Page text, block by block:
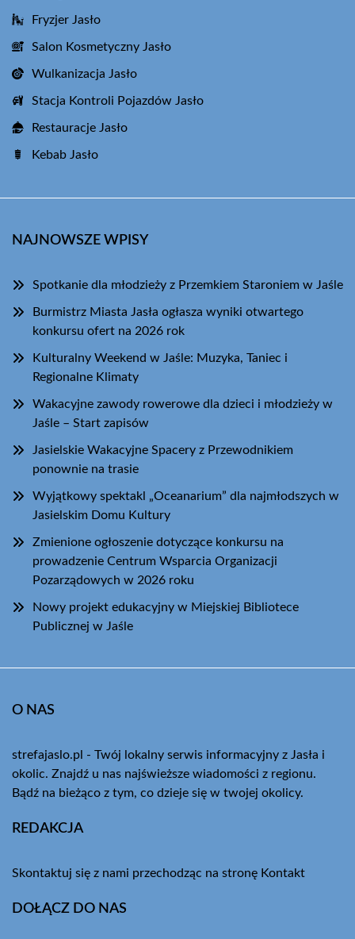
Fryzjer Jasło
Salon Kosmetyczny Jasło
Wulkanizacja Jasło
Stacja Kontroli Pojazdów Jasło
Restauracje Jasło
Kebab Jasło
NAJNOWSZE WPISY
Spotkanie dla młodzieży z Przemkiem Staroniem w Jaśle
Burmistrz Miasta Jasła ogłasza wyniki otwartego
konkursu ofert na 2026 rok
Kulturalny Weekend w Jaśle: Muzyka, Taniec i
Regionalne Klimaty
Wakacyjne zawody rowerowe dla dzieci i młodzieży w
Jaśle – Start zapisów
Jasielskie Wakacyjne Spacery z Przewodnikiem
ponownie na trasie
Wyjątkowy spektakl „Oceanarium” dla najmłodszych w
Jasielskim Domu Kultury
Zmienione ogłoszenie dotyczące konkursu na
prowadzenie Centrum Wsparcia Organizacji
Pozarządowych w 2026 roku
Nowy projekt edukacyjny w Miejskiej Bibliotece
Publicznej w Jaśle
O NAS
strefajaslo.pl - Twój lokalny serwis informacyjny z Jasła i
okolic. Znajdź u nas najświeższe wiadomości z regionu.
Bądź na bieżąco z tym, co dzieje się w twojej okolicy.
REDAKCJA
Skontaktuj się z nami przechodząc na stronę Kontakt
DOŁĄCZ DO NAS